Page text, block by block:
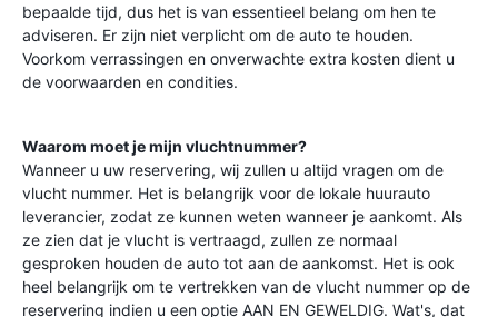
bepaalde tijd, dus het is van essentieel belang om hen te
adviseren. Er zijn niet verplicht om de auto te houden.
Voorkom verrassingen en onverwachte extra kosten dient u
de voorwaarden en condities.
Waarom moet je mijn vluchtnummer?
Wanneer u uw reservering, wij zullen u altijd vragen om de
vlucht nummer. Het is belangrijk voor de lokale huurauto
leverancier, zodat ze kunnen weten wanneer je aankomt. Als
ze zien dat je vlucht is vertraagd, zullen ze normaal
gesproken houden de auto tot aan de aankomst. Het is ook
heel belangrijk om te vertrekken van de vlucht nummer op de
reservering indien u een optie AAN EN GEWELDIG. Wat's, dat